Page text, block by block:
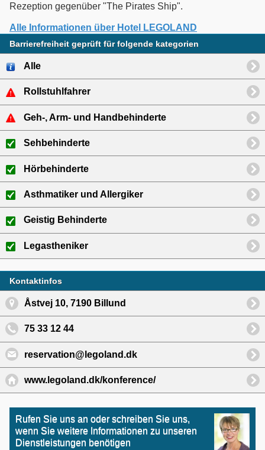
Rezeption gegenüber "The Pirates Ship".
Alle Informationen über Hotel LEGOLAND
Barrierefreiheit geprüft für folgende kategorien
Alle
Rollstuhlfahrer
Geh-, Arm- und Handbehinderte
Sehbehinderte
Hörbehinderte
Asthmatiker und Allergiker
Geistig Behinderte
Legastheniker
Kontaktinfos
Åstvej 10, 7190 Billund
75 33 12 44
reservation@legoland.dk
www.legoland.dk/konference/
Rufen Sie uns an oder schreiben Sie uns,
wenn Sie weitere Informationen zu unseren
Dienstleistungen benötigen